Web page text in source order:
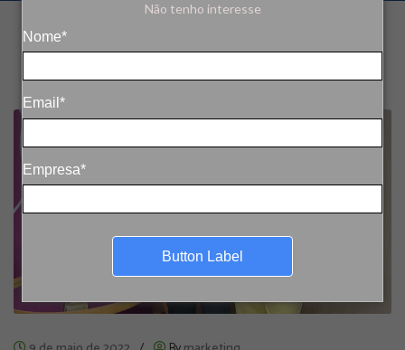
Não tenho interesse
Nome*
Email*
Empresa*
Button Label